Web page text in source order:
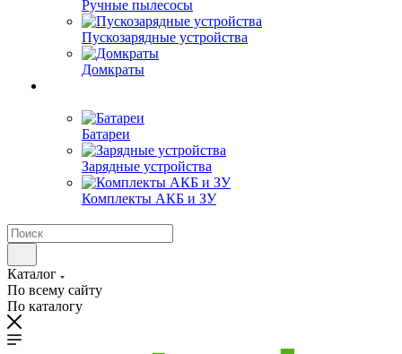
Ручные пылесосы
Пускозарядные устройства
Домкраты
Батареи
Зарядные устройства
Комплекты АКБ и ЗУ
Каталог
По всему сайту
По каталогу